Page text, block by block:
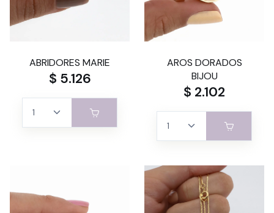
ABRIDORES MARIE
$ 5.126
AROS DORADOS
BIJOU
$ 2.102